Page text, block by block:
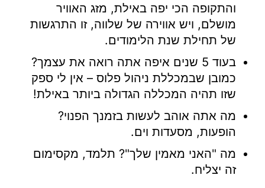
והתקופה הכי יפה באילת, מזג האוויר
מושלם, ויש אווירה של שלווה, זו התרגשות
של תחילת שנת הלימודים.
בעוד 5 שנים איפה אתה רואה את עצמך?
כמובן שבמכללת ניהול פלוס – אין לי ספק
שזו תהיה המכללה הגדולה ביותר באילת!
מה אתה אוהב לעשות בזמנך הפנוי?
הופעות, מסעדות וים.
מה "האני מאמין שלך"? תלמד, מקסימום
זה יצליח.